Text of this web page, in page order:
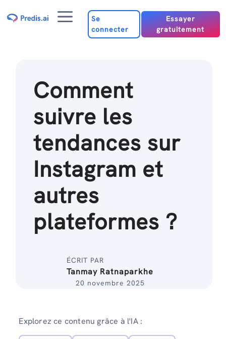
au
Menu
Se
connecter
Essayer
gratuitement
Comment
suivre les
tendances sur
Instagram et
autres
plateformes ?
ÉCRIT PAR
Tanmay Ratnaparkhe
20 novembre 2025
Explorez ce contenu grâce à l'IA :